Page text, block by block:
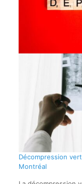
Décompression
Montréal